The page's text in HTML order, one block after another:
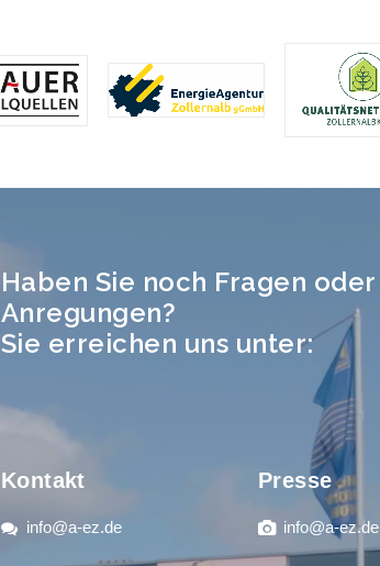
Haben Sie noch Fragen oder
Anregungen?
Sie erreichen uns unter:
Kontakt
info@a-ez.de
Presse
info@a-ez.de